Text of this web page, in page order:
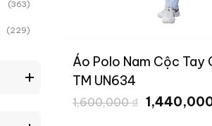
(363)
(229)
Áo Polo Nam Cộc Tay
TM UN634
1,600,000₫ Giá
gốc